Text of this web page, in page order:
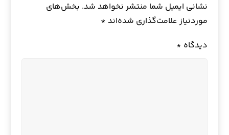
نشانی ایمیل شما منتشر نخواهد شد. بخش‌های
موردنیاز علامت‌گذاری شده‌اند *
دیدگاه *